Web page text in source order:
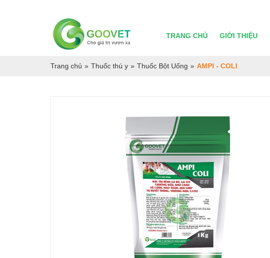
TRANG CHỦ GIỚI THIỆU
Trang chủ » Thuốc thú y » Thuốc Bột Uống » AMPI - COLI